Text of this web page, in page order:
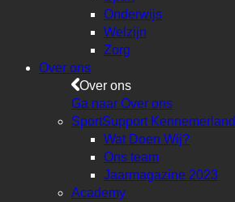
Onderwijs
Welzijn
Zorg
Over ons
Over ons
Ga naar Over ons
SportSupport Kennemerland
Wat Doen Wij?
Ons team
Jaarmagazine 2023
Academy